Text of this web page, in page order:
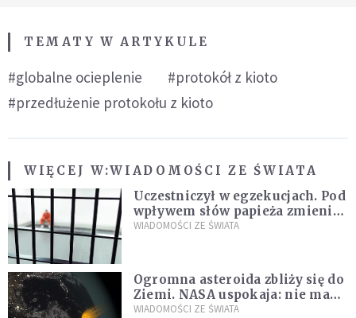
TEMATY W ARTYKULE
#globalne ocieplenie
#protokół z kioto
#przedłużenie protokołu z kioto
WIĘCEJ W:WIADOMOŚCI ZE ŚWIATA
Uczestniczył w egzekucjach. Pod
wpływem słów papieża zmienił
zdanie
WIADOMOŚCI ZE ŚWIATA
Ogromna asteroida zbliży się do
Ziemi. NASA uspokaja: nie ma
zagrożenia
WIADOMOŚCI ZE ŚWIATA